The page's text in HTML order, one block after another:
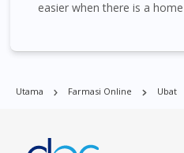
Singapura. Ang Mo Kio,
Village, Clementi Park, Dairy
East, Jurong West, Kallang/
easier when there is a
busy person myself.
Utama Farmasi Online Ubat